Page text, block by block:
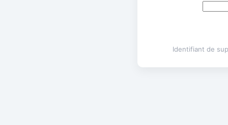
Identifiant de